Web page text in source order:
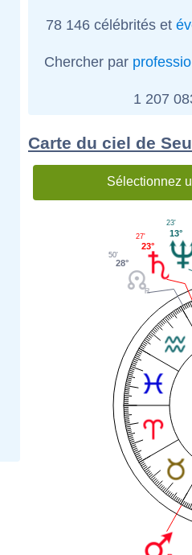
78 146 célébrités et
Chercher par
1 207
Carte du ciel de
Sélectionnez
13°
23'
23°
27'
28°
50'